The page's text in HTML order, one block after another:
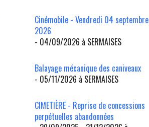
Cinémobile - Vendredi 04 septembre
2026
- 04/09/2026 à SERMAISES
Balayage mécanique des caniveaux
- 05/11/2026 à SERMAISES
CIMETIÈRE - Reprise de concessions
perpétuelles abandonnées